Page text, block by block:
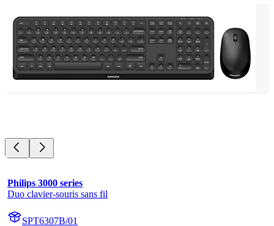
Philips 3000 series
Duo clavier-souris sans fil
SPT6307B/01